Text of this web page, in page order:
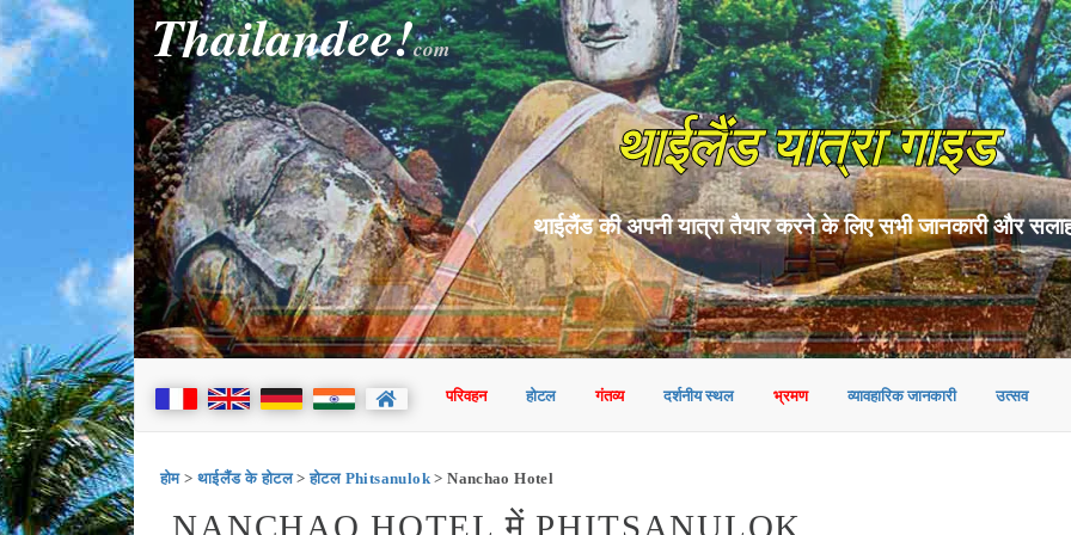
Thailandee!com
थाईलैंड यात्रा गाइड
थाईलैंड की अपनी यात्रा तैयार करने के लिए सभी जानकारी और
परिवहन होटल गंतव्य दर्शनीय स्थल भ्रमण व्यावहारिक जानकारी उत्सव
होम>थाईलैंड के होटल>होटल Phitsanulok> Nanchao Hotel
NANCHAO HOTEL में PHITSANULOK